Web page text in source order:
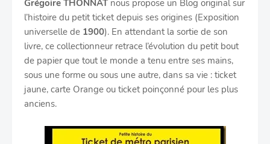
Grégoire THONNATnous propose un Blog original sur
l’histoire du petit ticket depuis ses origines (Exposition
universelle de 1900). En attendant la sortie de son
livre, ce collectionneur retrace l’évolution du petit bout
de papier que tout le monde a tenu entre ses mains,
sous une forme ou sous une autre, dans sa vie : ticket
jaune, carte Orange ou ticket poinçonné pour les plus
anciens.